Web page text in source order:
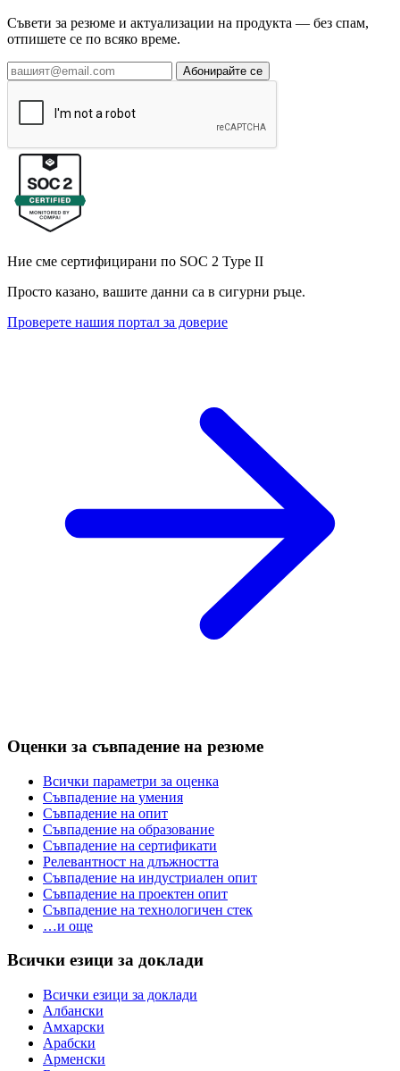
Съвети за резюме и актуализации на продукта — без спам,
отпишете се по всяко време.
Абонирайте се
Ние сме сертифицирани по SOC 2 Type II
Просто казано, вашите данни са в сигурни ръце.
Проверете нашия портал за доверие
Оценки за съвпадение на резюме
Всички параметри за оценка
Съвпадение на умения
Съвпадение на опит
Съвпадение на образование
Съвпадение на сертификати
Релевантност на длъжността
Съвпадение на индустриален опит
Съвпадение на проектен опит
Съвпадение на технологичен стек
…и още
Всички езици за доклади
Всички езици за доклади
Албански
Амхарски
Арабски
Арменски